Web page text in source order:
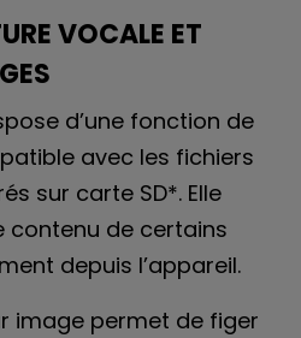
VOCALE ET
d’une fonction de
avec les fichiers
sur carte SD*. Elle
contenu de certains
depuis l’appareil.
image permet de figer